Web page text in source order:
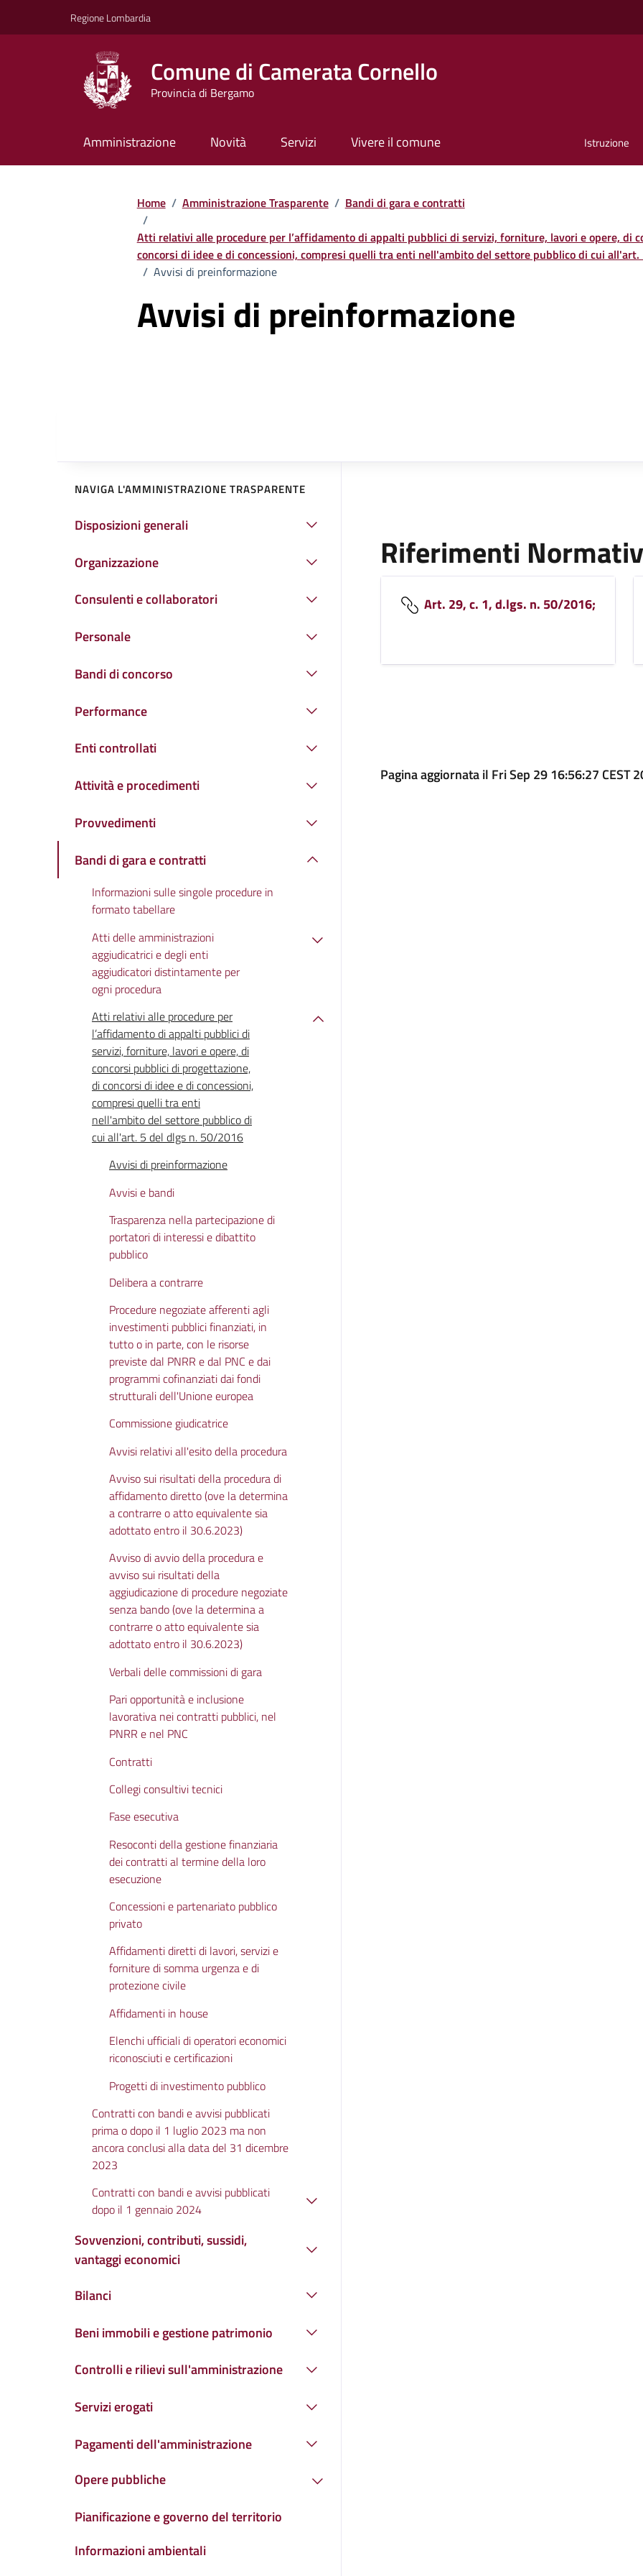
Regione Lombardia
Comune di Camerata Cornello
Provincia di Bergamo
Amministrazione Novità Servizi Vivere il comune Istruzione
Home / Amministrazione Trasparente / Bandi di gara e contratti
/
Atti relativi alle procedure per l’affidamento di appalti pubblici di servizi, forniture, lavori e opere, di
concorsi di idee e di concessioni, compresi quelli tra enti nell'ambito del settore pubblico di cui
/ Avvisi di preinformazione
Avvisi di preinformazione
NAVIGA L'AMMINISTRAZIONE TRASPARENTE
Disposizioni generali
Organizzazione
Consulenti e collaboratori
Personale
Bandi di concorso
Performance
Enti controllati
Attività e procedimenti
Provvedimenti
Bandi di gara e contratti
Informazioni sulle singole procedure in
formato tabellare
Atti delle amministrazioni
aggiudicatrici e degli enti
aggiudicatori distintamente per
ogni procedura
Atti relativi alle procedure per
l’affidamento di appalti pubblici di
servizi, forniture, lavori e opere, di
concorsi pubblici di progettazione,
di concorsi di idee e di concessioni,
compresi quelli tra enti
nell'ambito del settore pubblico di
cui all'art. 5 del dlgs n. 50/2016
Avvisi di preinformazione
Avvisi e bandi
Trasparenza nella partecipazione di
portatori di interessi e dibattito
pubblico
Delibera a contrarre
Procedure negoziate afferenti agli
investimenti pubblici finanziati, in
tutto o in parte, con le risorse
previste dal PNRR e dal PNC e dai
programmi cofinanziati dai fondi
strutturali dell'Unione europea
Commissione giudicatrice
Avvisi relativi all'esito della procedura
Avviso sui risultati della procedura di
affidamento diretto (ove la determina
a contrarre o atto equivalente sia
adottato entro il 30.6.2023)
Avviso di avvio della procedura e
avviso sui risultati della
aggiudicazione di procedure negoziate
senza bando (ove la determina a
contrarre o atto equivalente sia
adottato entro il 30.6.2023)
Verbali delle commissioni di gara
Pari opportunità e inclusione
lavorativa nei contratti pubblici, nel
PNRR e nel PNC
Contratti
Collegi consultivi tecnici
Fase esecutiva
Resoconti della gestione finanziaria
dei contratti al termine della loro
esecuzione
Concessioni e partenariato pubblico
privato
Affidamenti diretti di lavori, servizi e
forniture di somma urgenza e di
protezione civile
Affidamenti in house
Elenchi ufficiali di operatori economici
riconosciuti e certificazioni
Progetti di investimento pubblico
Contratti con bandi e avvisi pubblicati
prima o dopo il 1 luglio 2023 ma non
ancora conclusi alla data del 31 dicembre
2023
Contratti con bandi e avvisi pubblicati
dopo il 1 gennaio 2024
Sovvenzioni, contributi, sussidi,
vantaggi economici
Bilanci
Beni immobili e gestione patrimonio
Controlli e rilievi sull'amministrazione
Servizi erogati
Pagamenti dell'amministrazione
Opere pubbliche
Pianificazione e governo del territorio
Informazioni ambientali
Riferimenti
Art. 29, c. 1, d.lgs. n. 50/2016;
Pagina aggiornata il Fri Sep 29 16:56:27 CEST